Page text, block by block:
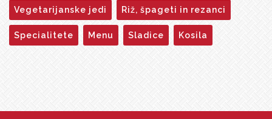
Vegetarijanske jedi Riž, špageti in rezanci
Specialitete Menu Sladice Kosila